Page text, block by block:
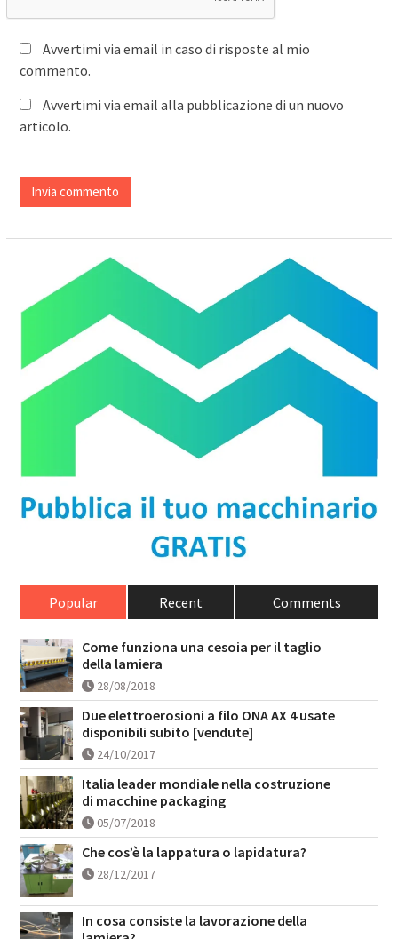
Avvertimi via email in caso di risposte al mio
commento.
Avvertimi via email alla pubblicazione di un nuovo
articolo.
Popular Recent Comments
Come funziona una cesoia per il taglio
della lamiera
28/08/2018
Due elettroerosioni a filo ONA AX 4 usate
disponibili subito [vendute]
24/10/2017
Italia leader mondiale nella costruzione
di macchine packaging
05/07/2018
Che cos’è la lappatura o lapidatura?
28/12/2017
In cosa consiste la lavorazione della